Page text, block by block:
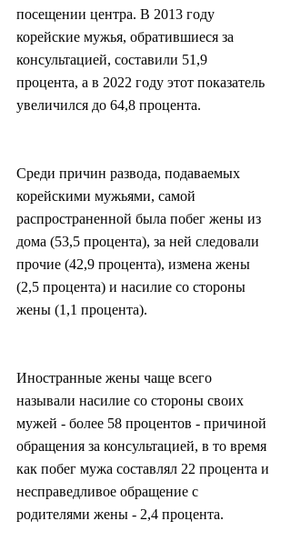
посещении центра. В 2013 году
корейские мужья, обратившиеся за
консультацией, составили 51,9
процента, а в 2022 году этот показатель
увеличился до 64,8 процента.
Среди причин развода, подаваемых
корейскими мужьями, самой
распространенной была побег жены из
дома (53,5 процента), за ней следовали
прочие (42,9 процента), измена жены
(2,5 процента) и насилие со стороны
жены (1,1 процента).
Иностранные жены чаще всего
называли насилие со стороны своих
мужей - более 58 процентов - причиной
обращения за консультацией, в то время
как побег мужа составлял 22 процента и
несправедливое обращение с
родителями жены - 2,4 процента.